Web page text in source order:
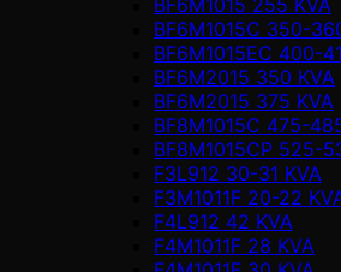
BF6M1015C 350-
BF6M1015EC 400-
BF6M2015 350 KVA
BF6M2015 375 KVA
BF8M1015C 475-
BF8M1015CP 525-
F3L912 30-31 KVA
F3M1011F 20-22
F4L912 42 KVA
F4M1011F 28 KVA